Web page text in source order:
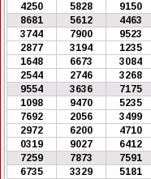
4250
5828 9150
8681
5612 4463
3744
7900 9523
2877
3194 1235
1648
6673 3084
2544
2746 3268
9554
3636 7175
1098
9470 5235
7692
2056 3499
2972
6200 4710
0319
9027 6412
7259
7873 7591
6735
3329 5181